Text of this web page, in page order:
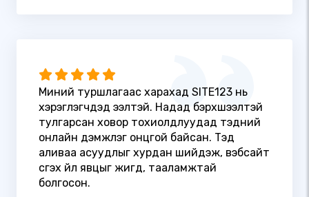
Миний туршлагаас харахад SITE123 нь
хэрэглэгчдэд ээлтэй. Надад бэрхшээлтэй
тулгарсан ховор тохиолдлуудад тэдний
онлайн дэмжлэг онцгой байсан. Тэд
аливаа асуудлыг хурдан шийдэж, вэбсайт
үүсгэх үйл явцыг жигд, тааламжтай
болгосон.